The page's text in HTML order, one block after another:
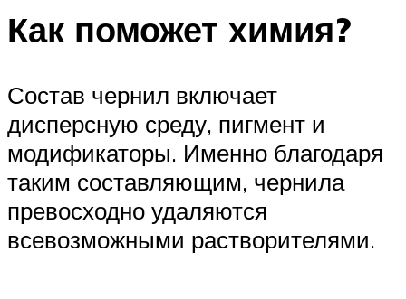
Как поможет химия?
Состав чернил включает
дисперсную среду, пигмент и
модификаторы. Именно благодаря
таким составляющим, чернила
превосходно удаляются
всевозможными растворителями.